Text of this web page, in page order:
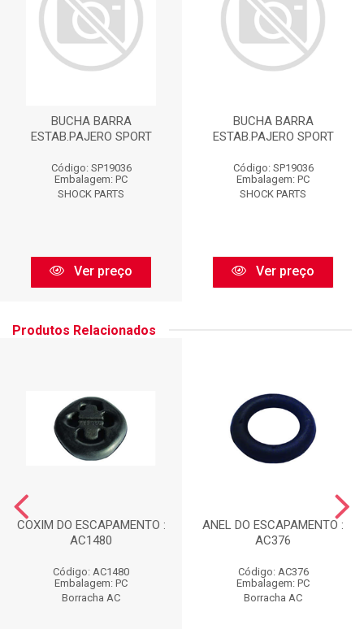
BUCHA BARRA
ESTAB.PAJERO SPORT
Código: SP19036
Embalagem: PC
SHOCK PARTS
Ver preço
BUCHA BARRA
ESTAB.PAJERO SPORT
Código: SP19036
Embalagem: PC
SHOCK PARTS
Ver preço
Produtos Relacionados
COXIM DO ESCAPAMENTO :
AC1480
Código: AC1480
Embalagem: PC
Borracha AC
ANEL DO ESCAPAMENTO :
AC376
Código: AC376
Embalagem: PC
Borracha AC